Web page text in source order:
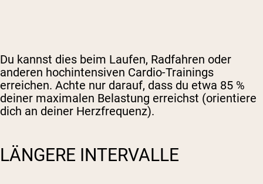
Du kannst dies beim Laufen, Radfahren oder
anderen hochintensiven Cardio-Trainings
erreichen. Achte nur darauf, dass du etwa 85 %
deiner maximalen Belastung erreichst (orientiere
dich an deiner Herzfrequenz).
LÄNGERE INTERVALLE